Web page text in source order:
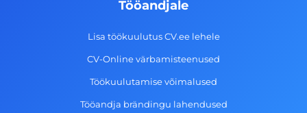
Tööandjale
Lisa töökuulutus CV.ee lehele
CV-Online värbamisteenused
Töökuulutamise võimalused
Tööandja brändingu lahendused